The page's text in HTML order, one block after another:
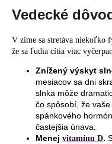
Vedecké
V zime sa stretáva niekoľko
že sa ľudia cítia viac
Znížený výskyt
mesiacov sa dni
slnka môže
čo spôsobí, že
spánkového
častejšia únava.
Menej vitamínu D.
a
e